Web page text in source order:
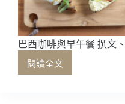
巴西咖啡與早午餐 撰文
閱讀全文
巴